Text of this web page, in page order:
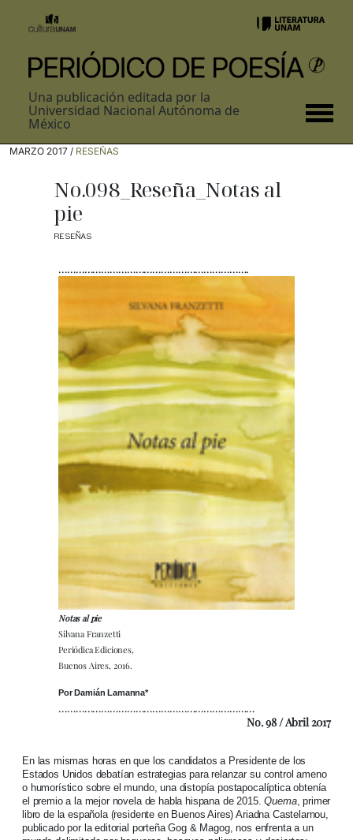
Una publicación editada por la
Universidad Nacional Autónoma de
México
MARZO 2017 / RESEÑAS
No.098_Reseña_Notas al
pie
RESEÑAS
………………………………………………………….
Notas al pie
Silvana Franzetti
Periódica Ediciones,
Buenos Aires, 2016.
Por Damián Lamanna*
……………………………………………………………
No. 98 / Abril 2017
En las mismas horas en que los candidatos a Presidente de los
Estados Unidos debatían estrategias para relanzar su control ameno
o humorístico sobre el mundo, una distopía postapocalíptica obtenía
el premio a la mejor novela de habla hispana de 2015.Quema, primer
libro de la española (residente en Buenos Aires) Ariadna Castelarnou,
publicado por la editorial porteña Gog & Magog, nos enfrenta a un